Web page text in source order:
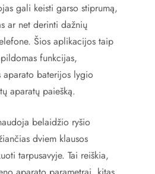
gali keisti garso stiprumą,
ar net derinti dažnių
Šios aplikacijos taip
funkcijas,
aparato baterijos lygio
aparatų paiešką.
belaidžio ryšio
dviem klausos
tarpusavyje. Tai reiškia,